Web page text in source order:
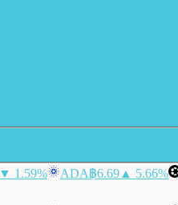
▼ 1.59% ADA฿6.69 ▲ 5.66%